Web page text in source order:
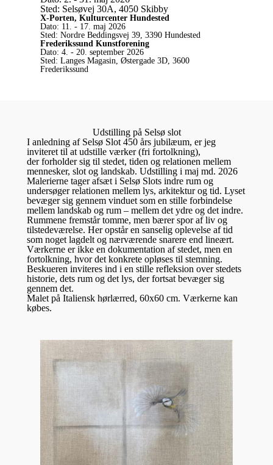
Sted: Selsøvej 30A, 4050 Skibby
X-Porten, Kulturcenter Hundested
Dato: 11. - 17. maj 2026
Sted: Nordre Beddingsvej 39, 3390 Hundested
Frederikssund Kunstforening
Dato: 4. - 20. september 2026
Sted: Langes Magasin, Østergade 3D, 3600
Frederikssund
Udstilling på Selsø slot
I anledning af Selsø Slot 450 års jubilæum, er jeg
inviteret til at udstille værker (fri fortolkning),
der forholder sig til stedet, tiden og relationen mellem
mennesker, slot og landskab. Udstilling i maj md. 2026
Malerierne tager afsæt i Selsø Slots indre rum og
undersøger relationen mellem lys, arkitektur og tid. Lyset
bevæger sig gennem vinduet som en stille forbindelse
mellem landskab og rum – mellem det ydre og det indre.
Rummene fremstår tomme, men bærer spor af liv og
tilstedeværelse. Her opstår en sanselig oplevelse af tid
som noget lagdelt og nærværende snarere end lineært.
Værkerne er ikke en dokumentation af stedet, men en
fortolkning, hvor det konkrete opløses til stemning.
Beskueren inviteres ind i en stille refleksion over stedets
historie, dets rum og det lys, der fortsat bevæger sig
gennem det.
Malet på Italiensk hørlærred, 60x60 cm. Værkerne kan
købes.